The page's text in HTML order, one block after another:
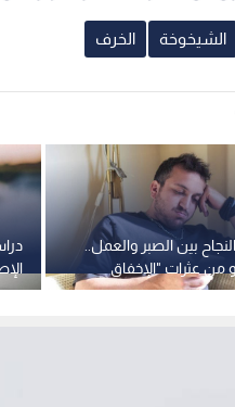
الشيخوخة الخرف
بين الصبر والعمل..
من عثرات "الإخفاق